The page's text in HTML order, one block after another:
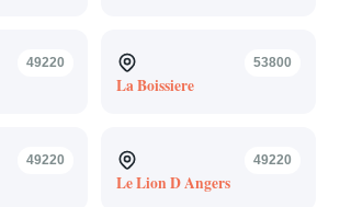
49220 53800
La Boissiere
49220 49220
Le Lion D Angers